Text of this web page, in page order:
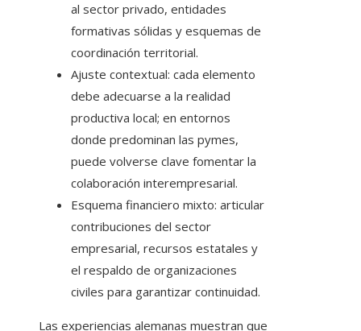
al sector privado, entidades
formativas sólidas y esquemas de
coordinación territorial.
Ajuste contextual: cada elemento
debe adecuarse a la realidad
productiva local; en entornos
donde predominan las pymes,
puede volverse clave fomentar la
colaboración interempresarial.
Esquema financiero mixto: articular
contribuciones del sector
empresarial, recursos estatales y
el respaldo de organizaciones
civiles para garantizar continuidad.
Las experiencias alemanas muestran que